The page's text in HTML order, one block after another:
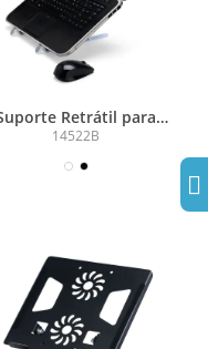
Retrátil para
Multi Ângulos
14522B